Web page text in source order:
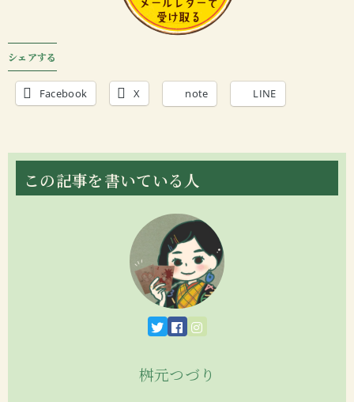
シェアする
Facebook X note LINE
この記事を書いている人
桝元つづり